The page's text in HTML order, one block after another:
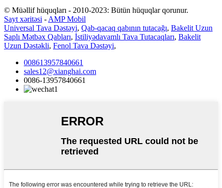
© Müəllif hüquqları - 2010-2023: Bütün hüquqlar qorunur.
Sayt xəritəsi - AMP Mobil
Universal Tava Dəstəyi, Qab-qacaq qabının tutacağı, Bakelit Uzun
Saplı Mətbəx Qabları, İstiliyədavamlı Tava Tutacaqları, Bakelit
Uzun Dəstəkli, Fenol Tava Dəstəyi,
008613957840661
sales12@xianghai.com
0086-13957840661